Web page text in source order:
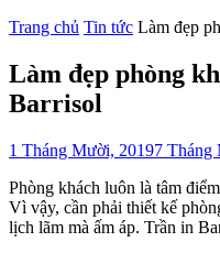
Trang chủ Tin tức Làm đẹp
Làm đẹp phòng
Barrisol
1 Tháng Mười, 20197 Tháng
Phòng khách luôn là tâm
Vì vậy, cần phải thiết kế
lịch lãm mà ấm áp. Trần in